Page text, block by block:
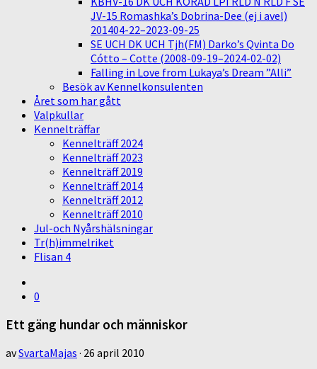
JV-15 Romashka’s Dobrina-Dee (ej i avel)
201404-22–2023-09-25
SE UCH DK UCH Tjh(FM) Darko’s Qvinta Do
Cótto – Cotte (2008-09-19–2024-02-02)
Falling in Love from Lukaya’s Dream ”Alli”
Besök av Kennelkonsulenten
Året som har gått
Valpkullar
Kennelträffar
Kennelträff 2024
Kennelträff 2023
Kennelträff 2019
Kennelträff 2014
Kennelträff 2012
Kennelträff 2010
Jul-och Nyårshälsningar
Tr(h)immelriket
Flisan 4
0
Ett gäng hundar och människor
avSvartaMajas · 26 april 2010